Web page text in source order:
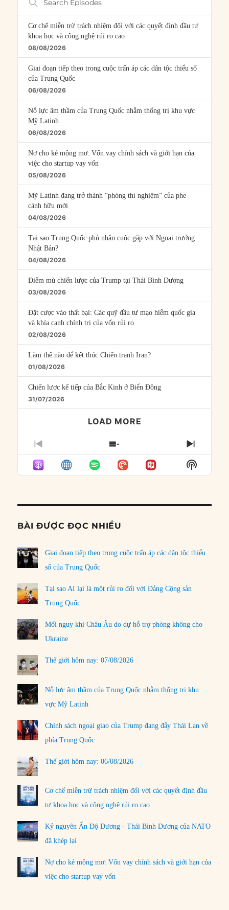
Episodes
Cơ chế miễn trừ trách nhiệm đối với các quyết định đầu tư
khoa học và công nghệ rủi ro cao
08/08/2026
Giai đoạn tiếp theo trong cuộc trấn áp các dân tộc thiểu số
của Trung Quốc
06/08/2026
Nỗ lực âm thầm của Trung Quốc nhằm thống trị khu vực
Mỹ Latinh
06/08/2026
Nợ cho kẻ mộng mơ: Vốn vay chính sách và giới hạn của
việc cho startup vay vốn
05/08/2026
Mỹ Latinh đang trở thành “phòng thí nghiệm” của phe
cánh hữu mới
04/08/2026
Tại sao Trung Quốc phủ nhận cuộc gặp với Ngoại trưởng
Nhật Bản?
04/08/2026
Điểm mù chiến lược của Trump tại Thái Bình Dương
03/08/2026
Đặt cược vào thất bại: Các quỹ đầu tư mạo hiểm quốc gia
và khía cạnh chính trị của vốn rủi ro
02/08/2026
Làm thế nào để kết thúc Chiến tranh Iran?
01/08/2026
Chiến lược kế tiếp của Bắc Kinh ở Biển Đông
31/07/2026
LOAD MORE
PREVIOUS
EPISODE
SHOW
EPISODES
LIST
NEXT
Show
Podcast
BÀI ĐƯỢC ĐỌC NHIỀU
Giai đoạn tiếp theo trong cuộc trấn áp các dân tộc thiểu
số của Trung Quốc
Tại sao AI lại là một rủi ro đối với Đảng Cộng sản
Trung Quốc
Mối nguy khi Châu Âu do dự hỗ trợ phòng không cho
Ukraine
Thế giới hôm nay: 07/08/2026
Nỗ lực âm thầm của Trung Quốc nhằm thống trị khu
vực Mỹ Latinh
Chính sách ngoại giao của Trump đang đẩy Thái Lan về
phía Trung Quốc
Thế giới hôm nay: 06/08/2026
Cơ chế miễn trừ trách nhiệm đối với các quyết định đầu
tư khoa học và công nghệ rủi ro cao
Kỷ nguyên Ấn Độ Dương - Thái Bình Dương của NATO
đã khép lại
Nợ cho kẻ mộng mơ: Vốn vay chính sách và giới hạn của
việc cho startup vay vốn